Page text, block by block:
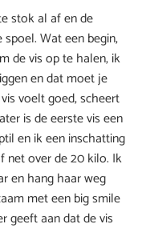
stok al af en de
Wat een begin,
de vis op te halen, ik
en dat moet je
voelt goed, scheert
is de eerste vis een
en ik een inschatting
net over de 20 kilo. Ik
en hang haar weg
met een big smile
geeft aan dat de vis